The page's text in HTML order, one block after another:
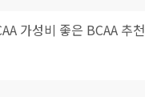
가성비 좋은 BCAA 추천